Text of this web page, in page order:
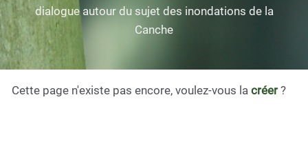
dialogue autour du sujet des inondations de la
Canche
Cette page n'existe pas encore, voulez-vous la créer?